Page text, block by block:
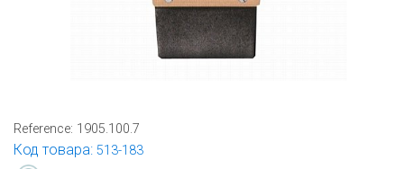
Reference: 1905.100.7
Код товара: 513-183